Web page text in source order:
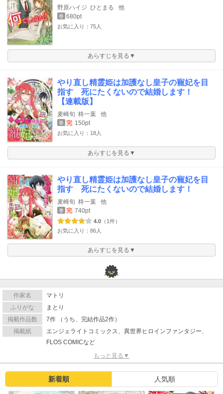
野原ハイジ ひとまる 他
巻 680pt
お気に入り：75人
あらすじを見る▼
やり直し精霊姫は加護なし皇子の寵妃を目
指す 死にたくないので結婚します！
【連載版】
麦崎旬 柊一葉 他
巻 完 150pt
お気に入り：18人
あらすじを見る▼
やり直し精霊姫は加護なし皇子の寵妃を目
指す 死にたくないので結婚します！
麦崎旬 柊一葉 他
巻 完 740pt
4.0 （1件）
お気に入り：86人
あらすじを見る▼
作家名
マトリ
ふりがな
まとり
掲載作品数
7作 （うち、完結作品2作）
掲載紙
エンジェライトコミックス、異世界ヒロインファンタジー、
FLOS COMICなど
もっと見る▼
新着順 人気順